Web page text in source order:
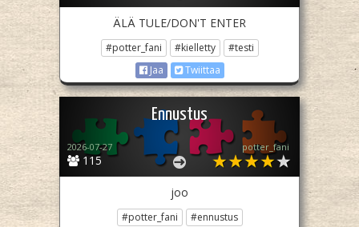
ÄLÄ TULE/DON'T ENTER
#potter_fani #kielletty
#testi
Jaa
Twiittaa
Ennustus
115
2026-07-27 potter_fani
joo
#potter_fani
#ennustus